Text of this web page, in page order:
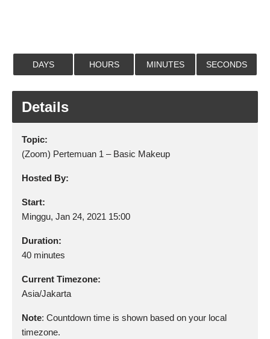
DAYS HOURS MINUTES SECONDS
Details
Topic:
(Zoom) Pertemuan 1 – Basic Makeup
Hosted By:
Start:
Minggu, Jan 24, 2021 15:00
Duration:
40 minutes
Current Timezone:
Asia/Jakarta
Note: Countdown time is shown based on your local
timezone.